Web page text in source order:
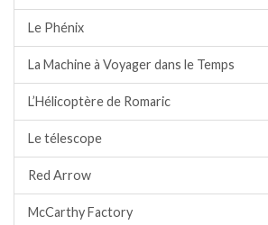
Le Phénix
La Machine à Voyager dans le Temps
L’Hélicoptère de Romaric
Le télescope
Red Arrow
McCarthy Factory